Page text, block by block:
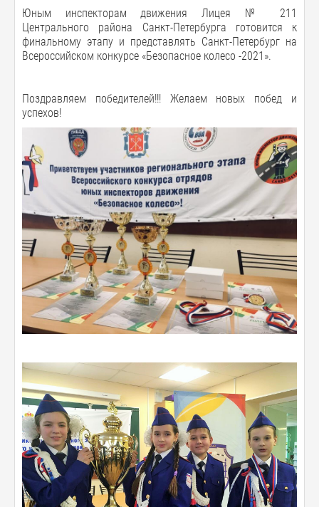
Юным инспекторам движения Лицея № 211
Центрального района Санкт-Петербурга готовится к
финальному этапу и представлять Санкт-Петербург на
Всероссийском конкурсе «Безопасное колесо -2021».
Поздравляем победителей!!! Желаем новых побед и
успехов!